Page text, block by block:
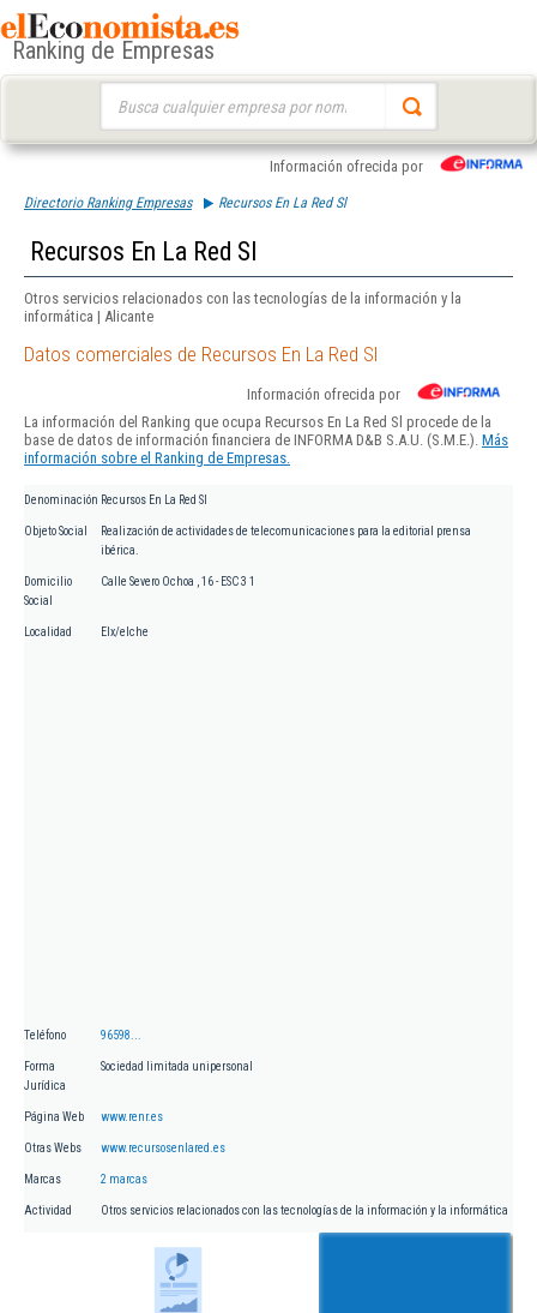
Ranking de Empresas
Información ofrecida por
Directorio Ranking Empresas Recursos En La Red Sl
Recursos En La Red Sl
Otros servicios relacionados con las tecnologías de la información y la
informática | Alicante
Datos comerciales de Recursos En La Red Sl
Información ofrecida por
La información del Ranking que ocupa Recursos En La Red Sl procede de la
base de datos de información financiera de INFORMA D&B S.A.U. (S.M.E.). Más
información sobre el Ranking de Empresas.
Denominación Recursos En La Red Sl
Objeto Social
Realización de actividades de telecomunicaciones para la editorial prensa
ibérica.
Domicilio
Social
Calle Severo Ochoa , 16 - ESC 3 1
Localidad Elx/elche
Teléfono 96598...
Forma
Jurídica
Sociedad limitada unipersonal
Página Web www.renr.es
Otras Webs www.recursosenlared.es
Marcas 2 marcas
Actividad Otros servicios relacionados con las tecnologías de la información y la informática